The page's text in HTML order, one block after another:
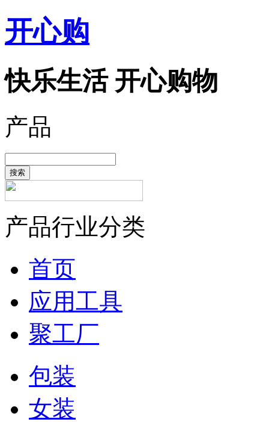
开心购
快乐生活 开心购物
产品
搜索
产品行业分类
首页
应用工具
聚工厂
包装
女装